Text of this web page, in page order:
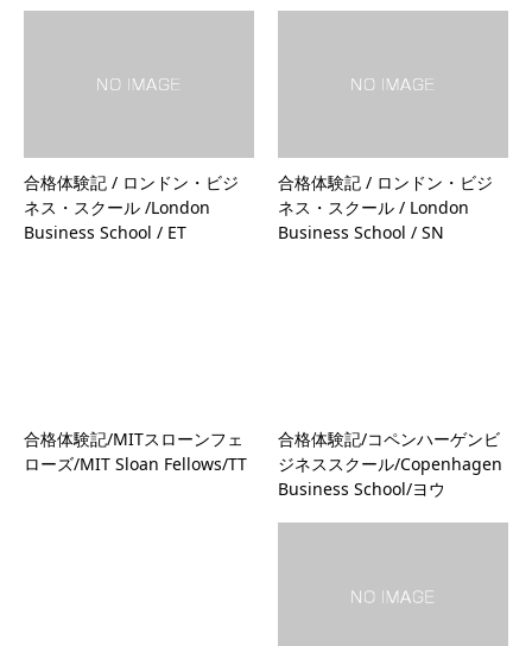
合格体験記 / ロンドン・ビジ
ネス・スクール /London
Business School / ET
合格体験記 / ロンドン・ビジ
ネス・スクール / London
Business School / SN
合格体験記/MITスローンフェ
ローズ/MIT Sloan Fellows/TT
合格体験記/コペンハーゲンビ
ジネススクール/Copenhagen
Business School/ヨウ